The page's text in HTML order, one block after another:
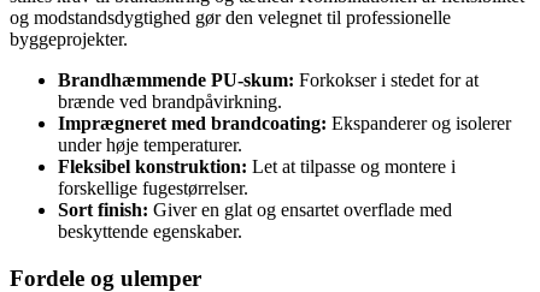
og modstandsdygtighed gør den velegnet til professionelle
byggeprojekter.
Brandhæmmende PU-skum: Forkokser i stedet for at
brænde ved brandpåvirkning.
Imprægneret med brandcoating: Ekspanderer og isolerer
under høje temperaturer.
Fleksibel konstruktion: Let at tilpasse og montere i
forskellige fugestørrelser.
Sort finish: Giver en glat og ensartet overflade med
beskyttende egenskaber.
Fordele og ulemper